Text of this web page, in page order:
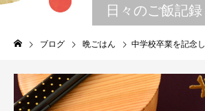
日々のご飯記録
ブログ 晩ごはん 中学校卒業を記念